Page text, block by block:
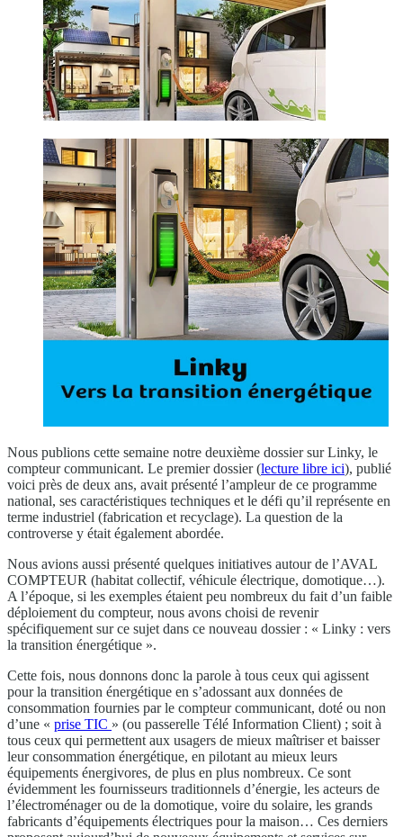
Nous publions cette semaine notre deuxième dossier sur Linky, le
compteur communicant. Le premier dossier (lecture libre ici), publié
voici près de deux ans, avait présenté l’ampleur de ce programme
national, ses caractéristiques techniques et le défi qu’il représente en
terme industriel (fabrication et recyclage). La question de la
controverse y était également abordée.
Nous avions aussi présenté quelques initiatives autour de l’AVAL
COMPTEUR (habitat collectif, véhicule électrique, domotique…).
A l’époque, si les exemples étaient peu nombreux du fait d’un faible
déploiement du compteur, nous avons choisi de revenir
spécifiquement sur ce sujet dans ce nouveau dossier : « Linky : vers
la transition énergétique ».
Cette fois, nous donnons donc la parole à tous ceux qui agissent
pour la transition énergétique en s’adossant aux données de
consommation fournies par le compteur communicant, doté ou non
d’une « prise TIC » (ou passerelle Télé Information Client) ; soit à
tous ceux qui permettent aux usagers de mieux maîtriser et baisser
leur consommation énergétique, en pilotant au mieux leurs
équipements énergivores, de plus en plus nombreux. Ce sont
évidemment les fournisseurs traditionnels d’énergie, les acteurs de
l’électroménager ou de la domotique, voire du solaire, les grands
fabricants d’équipements électriques pour la maison… Ces derniers